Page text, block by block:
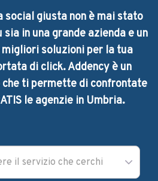
social giusta non è mai stato
in una grande azienda e un
soluzioni per la tua
di click. Addency è un
ti permette di confrontate
le agenzie in Umbria.